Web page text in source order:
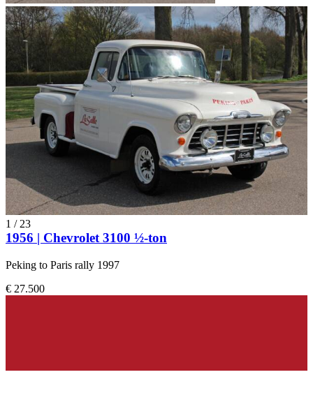
1 / 23
1956 | Chevrolet 3100 ½-ton
Peking to Paris rally 1997
€ 27.500